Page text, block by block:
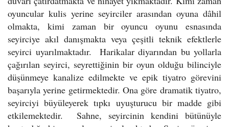
oyuncular kulis yerine seyirciler arasından oyuna dâhil
olmakta, kimi zaman bir oyuncu oyunu esnasında
seyirciye akıl danışmakta veya çeşitli teknik efektlerle
seyirci uyarılmaktadır. Harikalar diyarından bu yollarla
çağırılan seyirci, seyrettiğinin bir oyun olduğu bilinciyle
düşünmeye kanalize edilmekte ve epik tiyatro görevini
başarıyla yerine getirmektedir. Ona göre dramatik tiyatro,
seyirciyi büyüleyerek tıpkı uyuşturucu bir madde gibi
etkilemektedir. Sahne, seyircinin kendini bütünüyle